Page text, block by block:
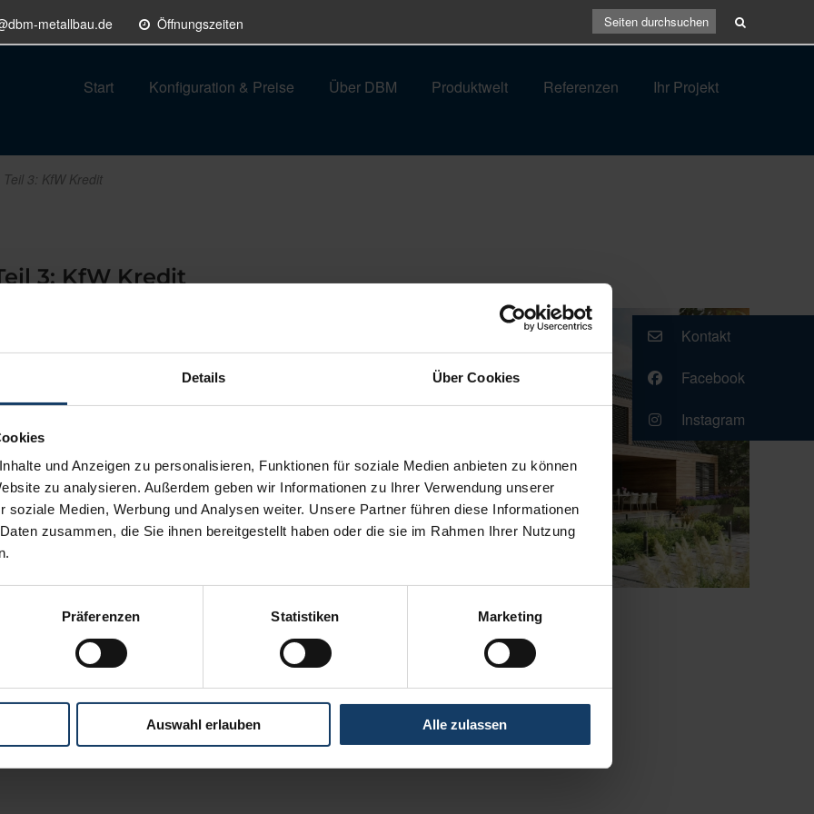
Details Über Cookies
und Anzeigen zu personalisieren, Funktionen für soziale Medien anbieten zu können
zu analysieren. Außerdem geben wir Informationen zu Ihrer Verwendung unserer
soziale Medien, Werbung und Analysen weiter. Unsere Partner führen diese Informationen
zusammen, die Sie ihnen bereitgestellt haben oder die sie im Rahmen Ihrer Nutzung
Präferenzen Statistiken Marketing
Auswahl erlauben Alle zulassen
metallbau.de Öffnungszeiten
Start Konfiguration & Preise Über DBM Produktwelt Referenzen Ihr Projekt
3: KfW Kredit
3: KfW Kredit
undbis zu 25% Tilgungszuschuss
weiteren Bonus erhalten Sie, wenn Ihre Immobilie im
Standard erreicht. Hierfür erhalten Sieweitere 15%
kombiniert werden, sodass der
ist abhängig von der Stufe des Effizienzhauses
bedeutet beispielsweise, dass das Haus im Vergleich
Somit gilt: Je niedriger die Zahl, desto höher ist die
Kontakt
Facebook
Instagram